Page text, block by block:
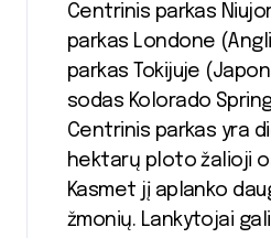
Centrinis parkas
parkas Londone
parkas Tokijuje
sodas Kolorado
Centrinis parkas yra
hektarų ploto žalioji
Kasmet jį aplanko
žmonių. Lankytojai